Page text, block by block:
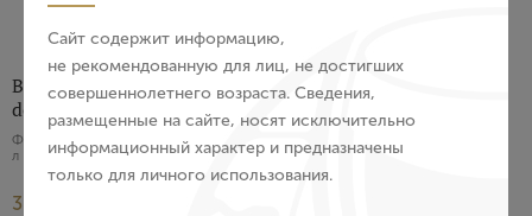
Вино Rose d’Anjou Chateau
de Champteloup, 2024 г.
Франция, Розовое, Полусухое, 0.75
л
3 220 ₽
Сайт содержит информацию,
не рекомендованную для лиц, не достигших
совершеннолетнего возраста. Сведения,
размещенные на сайте, носят исключительно
информационный характер и предназначены
только для личного использования.
Пароль
Войти